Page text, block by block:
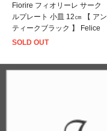
Fiorire フィオリーレ サーク
ルプレート 小皿 12㎝ 【 アン
ティークブラック 】 Felice
SOLD OUT